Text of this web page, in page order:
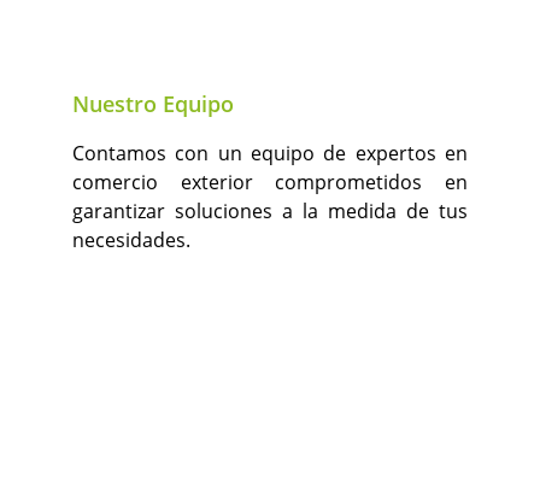
Nuestro Equipo
Contamos con un equipo de expertos en
comercio exterior comprometidos en
garantizar soluciones a la medida de tus
necesidades.